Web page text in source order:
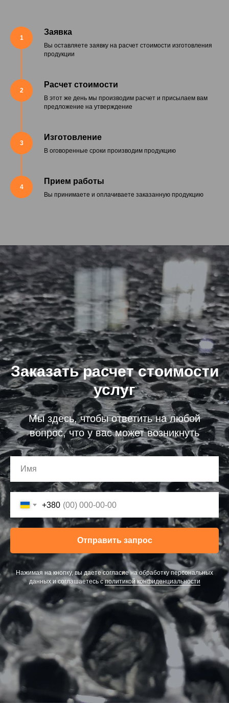
1
Заявка
Вы оставляете заявку на расчет стоимости изготовления
продукции
2
Расчет стоимости
В этот же день мы производим расчет и присылаем вам
предложение на утверждение
3
Изготовление
В оговоренные сроки производим продукцию
4
Прием работы
Вы принимаете и оплачиваете заказанную продукцию
Заказать расчет стоимости
услуг
Мы здесь, чтобы ответить на любой
вопрос, что у вас может возникнуть
+380
Отправить запрос
Нажимая на кнопку, вы даете согласие на обработку персональных
данных и соглашаетесь cполитикой конфиденциальности